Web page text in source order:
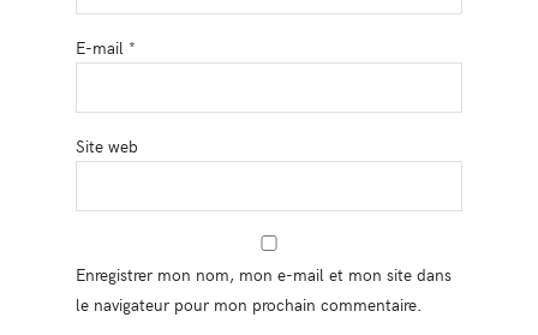
E-mail *
Site web
Enregistrer mon nom, mon e-mail et mon site dans
le navigateur pour mon prochain commentaire.